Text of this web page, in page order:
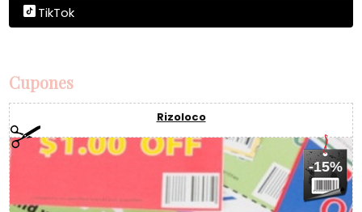
TikTok
Cupones
Rizoloco
-15%